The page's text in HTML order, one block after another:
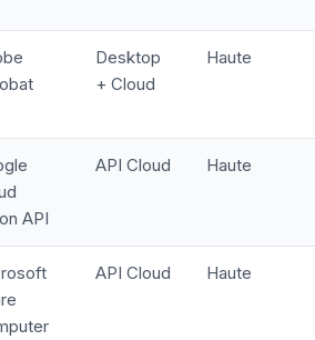
Desktop
+ Cloud
Haute
API
API Cloud Haute
API Cloud Haute